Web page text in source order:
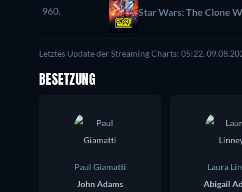
960. Star Wars: The Clone
Letztes Update der Streaming Charts: 05:22,
BESETZUNG
Paul Giamatti
John Adams
Laura
Abigail